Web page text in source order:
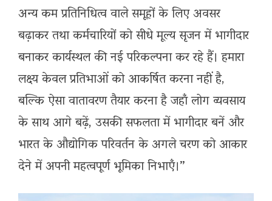
अन्य कम प्रतिनिधित्व वाले समूहों के लिए अवसर
बढ़ाकर तथा कर्मचारियों को सीधे मूल्य सृजन में भागीदार
बनाकर कार्यस्थल की नई परिकल्पना कर रहे हैं। हमारा
लक्ष्य केवल प्रतिभाओं को आकर्षित करना नहीं है,
बल्कि ऐसा वातावरण तैयार करना है जहाँ लोग व्यवसाय
के साथ आगे बढ़ें, उसकी सफलता में भागीदार बनें और
भारत के औद्योगिक परिवर्तन के अगले चरण को आकार
देने में अपनी महत्वपूर्ण भूमिका निभाएँ।”